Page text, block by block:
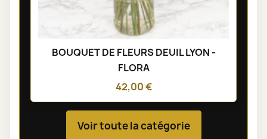
BOUQUET DE FLEURS DEUIL LYON -
FLORA
42,00 €
Voir toute la catégorie